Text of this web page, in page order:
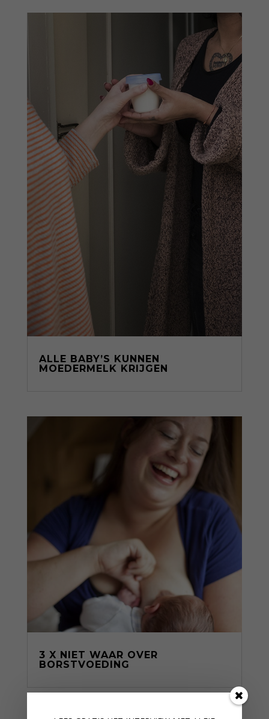
ALLE BABY’S KUNNEN
MOEDERMELK KRIJGEN
3 X NIET WAAR OVER
BORSTVOEDING